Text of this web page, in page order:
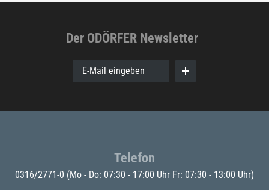
Der ODÖRFER Newsletter
E-Mail eingeben
Telefon
0316/2771-0 (Mo - Do: 07:30 - 17:00 Uhr Fr: 07:30 - 13:00 Uhr)